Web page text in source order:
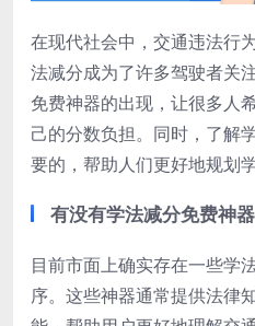
在现代社会中，交通违法行
法减分成为了许多驾驶者关
免费神器的出现，让很多人
己的分数负担。同时，了解
要的，帮助人们更好地规划
有没有学法减分免费神器
目前市面上确实存在一些学
序。这些神器通常提供法律